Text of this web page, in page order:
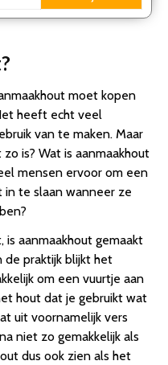
moet kopen
heeft echt veel
van te maken. Maar
is? Wat is aanmaakhout
mensen ervoor om een
in te slaan wanneer ze
is aanmaakhout gemaakt
de praktijk blijkt het
om een vuurtje aan
hout dat je gebruikt wat
uit voornamelijk vers
niet zo gemakkelijk als
dus ook zien als het